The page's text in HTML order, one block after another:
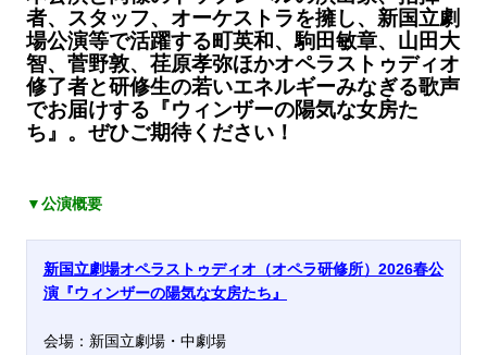
者、スタッフ、オーケストラを擁し、新国立劇
場公演等で活躍する町英和、駒田敏章、山田大
智、菅野敦、荏原孝弥ほかオペラストゥディオ
修了者と研修生の若いエネルギーみなぎる歌声
でお届けする『ウィンザーの陽気な女房た
ち』。ぜひご期待ください！
▼公演概要
新国立劇場オペラストゥディオ（オペラ研修所） 2026春公
演『ウィンザーの陽気な女房たち』
会場：新国立劇場・中劇場